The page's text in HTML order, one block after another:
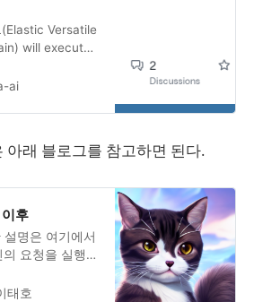
Versatile
will execute
ai/EVAL:
ai
아래 블로그를 참고하면 된다.
후
설명은 여기에서
요청을 실행
환하는 EVAL
태호